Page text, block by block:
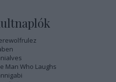
Man Who Laughs